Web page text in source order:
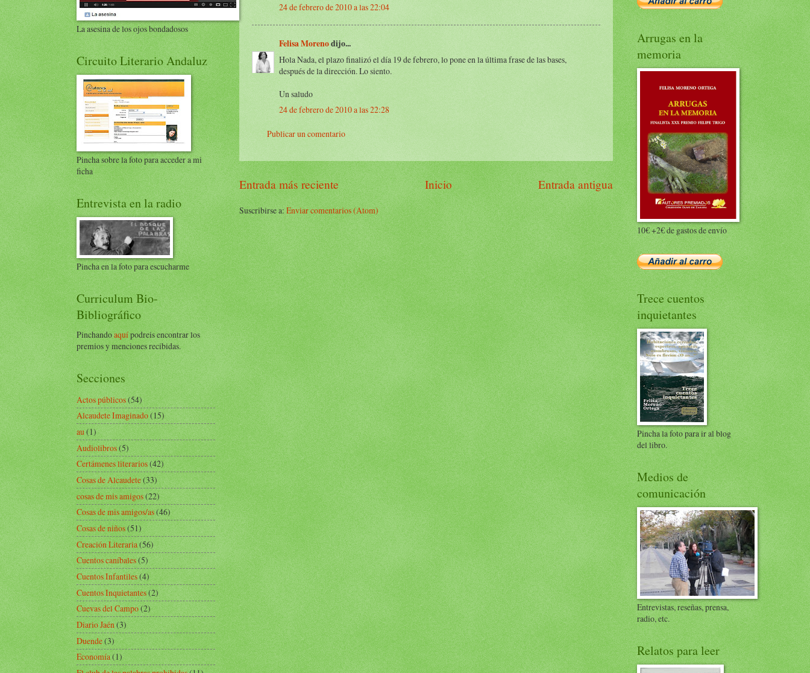
24 de febrero de 2010 a las 22:04
Felisa Morenodijo...
Hola Nada, el plazo finalizó el día 19 de febrero, lo pone en la última frase de las bases,
después de la dirección. Lo siento.
Un saludo
24 de febrero de 2010 a las 22:28
Publicar un comentario
Entrada más reciente Entrada antigua
Inicio
Suscribirse a:Enviar comentarios (Atom)
La asesina de los ojos bondadosos
Circuito Literario Andaluz
Pincha sobre la foto para acceder a mi
ficha
Entrevista en la radio
Pincha en la foto para escucharme
Curriculum Bio-
Bibliográfico
Pinchandoaquípodreis encontrar los
premios y menciones recibidas.
Secciones
Actos públicos(54)
Alcaudete Imaginado(15)
au(1)
Audiolibros(5)
Certámenes literarios(42)
Cosas de Alcaudete(33)
cosas de mis amigos(22)
Cosas de mis amigos/as(46)
Cosas de niños(51)
Creación Literaria(56)
Cuentos caníbales(5)
Cuentos Infantiles(4)
Cuentos Inquietantes(2)
Cuevas del Campo(2)
Diario Jaén(3)
Duende(3)
Economía(1)
Arrugas en la
memoria
10€ +2€ de gastos de envío
Trece cuentos
inquietantes
Pincha la foto para ir al blog
del libro.
Medios de
comunicación
Entrevistas, reseñas, prensa,
radio, etc.
Relatos para leer